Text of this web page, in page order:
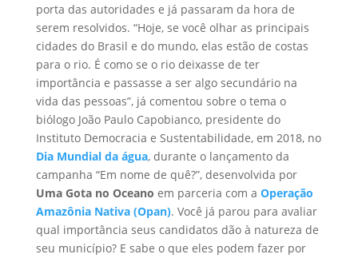
porta das autoridades e já passaram da hora de
serem resolvidos. “Hoje, se você olhar as principais
cidades do Brasil e do mundo, elas estão de costas
para o rio. É como se o rio deixasse de ter
importância e passasse a ser algo secundário na
vida das pessoas”, já comentou sobre o tema o
biólogo João Paulo Capobianco, presidente do
Instituto Democracia e Sustentabilidade, em 2018, no
Dia Mundial da água, durante o lançamento da
campanha “Em nome de quê?”, desenvolvida por
Uma Gota no Oceano em parceria com a Operação
Amazônia Nativa (Opan). Você já parou para avaliar
qual importância seus candidatos dão à natureza de
seu município? E sabe o que eles podem fazer por